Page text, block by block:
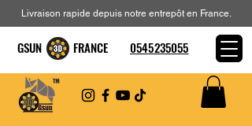
Livraison rapide depuis notre entrepôt en France.
GSUN FRANCE 0545235055